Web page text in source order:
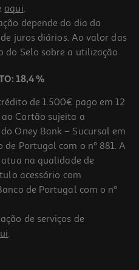
aqui.
depende do dia da
juros diários. Ao valor das
do Selo sobre a utilização
18,4 %
de 1.500€ pago em 12
ao Cartão sujeita a
Oney Bank – Sucursal em
Portugal com o nº 881. A
na qualidade de
acessório com
de Portugal com o nº
de serviços de
.